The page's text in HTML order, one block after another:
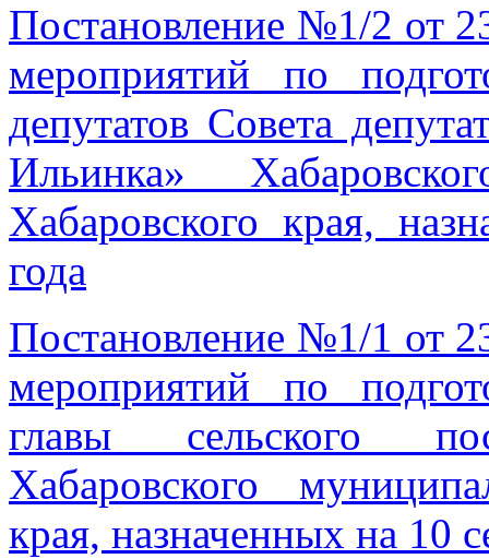
Постановление №1/2 от
мероприятий по
депутатов Совета
Ильинка»
Хабаровского края,
года
Постановление №1/1 от
мероприятий по
главы сельского
Хабаровского
края, назначенных на 10